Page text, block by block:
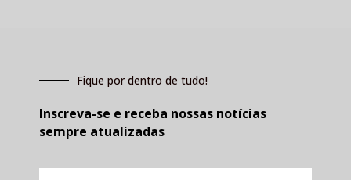
Fique por dentro de tudo!
Inscreva-se e receba nossas notícias
sempre atualizadas